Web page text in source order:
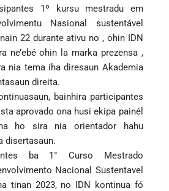
1º kursu mestradu em
Nasional sustentável
22 durante ativu no , ohin IDN
ne’ebé ohin la marka prezensa ,
nia tema iha diresaun Akademia
direita.
bainhira participantes
aprovado ona husi ekipa painél
ho sira nia orientador hahu
disertasaun.
ba 1° Curso Mestrado
Nacional Sustentavel
tinan 2023, no IDN kontinua fó